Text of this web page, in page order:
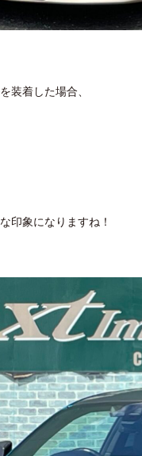
装着した場合、
印象になりますね！